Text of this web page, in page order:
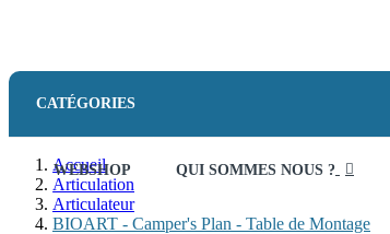
CATÉGORIES
WEBSHOP QUI SOMMES NOUS ?
Accueil
Articulation
Articulateur
BIOART - Camper's Plan - Table de Montage